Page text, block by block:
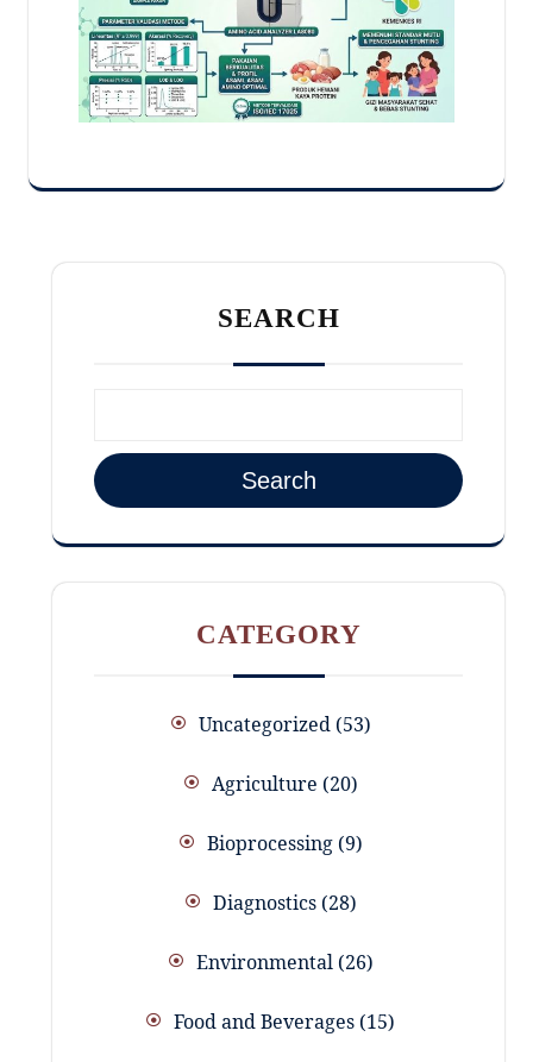
SEARCH
Search
CATEGORY
Uncategorized 53
Agriculture 20
Bioprocessing 9
Diagnostics 28
Environmental 26
Food and Beverages 15